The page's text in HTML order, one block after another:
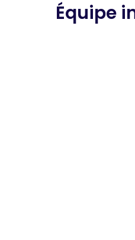
Équipe